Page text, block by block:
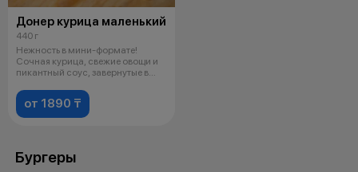
Донер курица маленький
440 г
Нежность в мини-формате!
Сочная курица, свежие овощи и
пикантный соус, завернутые в
от 1890 ₸
Бургеры